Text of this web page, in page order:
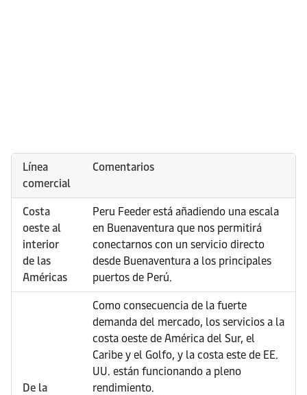
Línea
comercial
Comentarios
Costa
oeste al
interior
de las
Américas
Peru Feeder está añadiendo una escala
en Buenaventura que nos permitirá
conectarnos con un servicio directo
desde Buenaventura a los principales
puertos de Perú.
De la
Como consecuencia de la fuerte
demanda del mercado, los servicios a la
costa oeste de América del Sur, el
Caribe y el Golfo, y la costa este de EE.
UU. están funcionando a pleno
rendimiento.